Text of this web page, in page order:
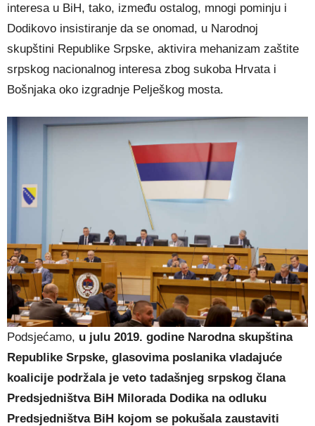
interesa u BiH, tako, između ostalog, mnogi pominju i
Dodikovo insistiranje da se onomad, u Narodnoj
skupštini Republike Srpske, aktivira mehanizam zaštite
srpskog nacionalnog interesa zbog sukoba Hrvata i
Bošnjaka oko izgradnje Pelješkog mosta.
Podsjećamo, u julu 2019. godine Narodna skupština
Republike Srpske, glasovima poslanika vladajuće
koalicije podržala je veto tadašnjeg srpskog člana
Predsjedništva BiH Milorada Dodika na odluku
Predsjedništva BiH kojom se pokušala zaustaviti